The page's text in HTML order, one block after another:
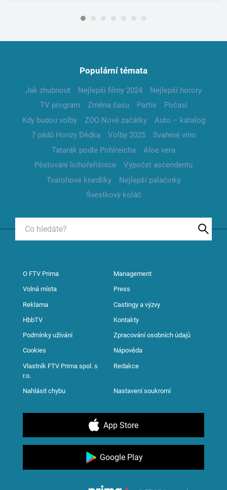
Populární témata
Jak zhubnout Nejlepší filmy 2024
Nejlepší horory
TV program
Změna času Partie
Počasí
Kdy budou volby
ZOO Nové začátky
Auto – katalog
7 pádů Honzy Dědka
Volby 2025
Svařené víno
Tatarák podle Pohlreicha
Aloe vera
Pěstování lichořeřišnice
Výpočet ascendentu
Tvarohové knedlíky
Nejlepší palačinky
Švestkový koláč
O FTV Prima Management
Volná místa Press
Reklama Castingy a výzvy
HbbTV Kontakty
Podmínky užívání Zpracování osobních údajů
Cookies Nápověda
Vlastník FTV Prima spol. s
r.o.
Redakce
Nahlásit chybu Nastavení soukromí
App Store
Google Play